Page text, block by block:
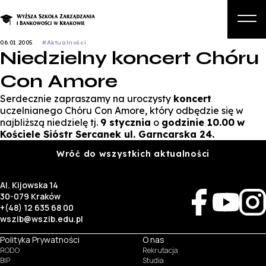
O nas
Studia podyplomowe i kursy
Zapisz się na studia
06.01.2005 #Aktualności
Niedzielny koncert Chóru
Con Amore
Serdecznie zapraszamy na uroczysty koncert
uczelnianego Chóru Con Amore, który odbędzie się w
najbliższą niedzielę tj. 9 stycznia o godzinie 10.00 w
Kościele Sióstr Sercanek ul. Garncarska 24.
Wróć do wszystkich aktualności
Al. Kijowska 14
30-079 Kraków
+(48) 12 635 68 00
wszib@wszib.edu.pl
Polityka Prywatności
RODO
BIP
O nas
Rekrutacja
Studia